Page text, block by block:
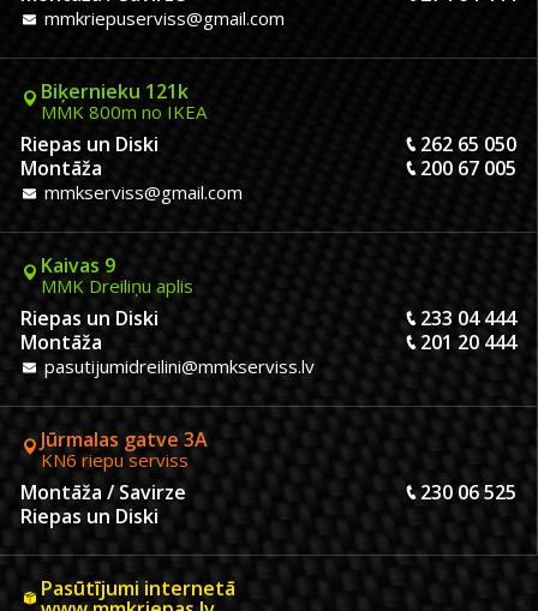
mmkriepuserviss@gmail.com
Biķernieku 121k
MMK 800m no IKEA
Riepas un Diski
262 65 050
Montāža
200 67 005
mmkserviss@gmail.com
Kaivas 9
MMK Dreiliņu aplis
Riepas un Diski
233 04 444
Montāža
201 20 444
pasutijumidreilini@mmkserviss.lv
Jūrmalas gatve 3A
KN6 riepu serviss
Montāža / Savirze
230 06 525
Riepas un Diski
Pasūtījumi internetā